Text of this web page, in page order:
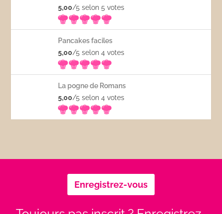
5,00/5 selon 5votes
Pancakes faciles
5,00/5 selon 4votes
La pogne de Romans
5,00/5 selon 4votes
Enregistrez-vous